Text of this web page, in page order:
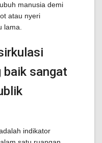
manusia demi
atau nyeri
lama.
baik sangat
indikator